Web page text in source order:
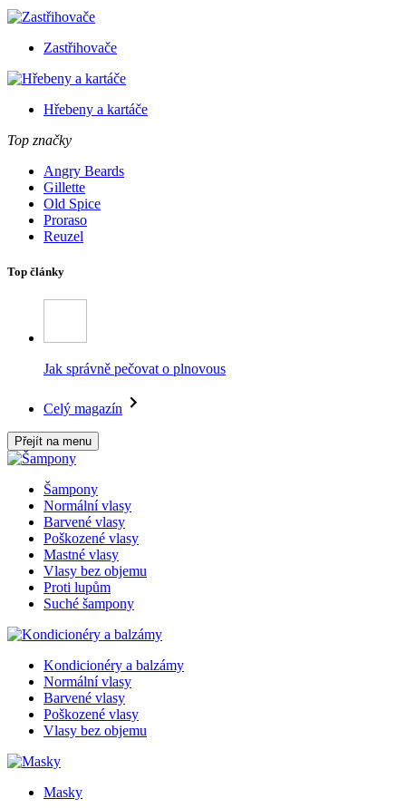
Zastřihovače
Hřebeny a kartáče
Top značky
Angry Beards
Gillette
Old Spice
Proraso
Reuzel
Top články
Jak správně pečovat o plnovous
Celý magazín
Přejít na menu
Šampony
Normální vlasy
Barvené vlasy
Poškozené vlasy
Mastné vlasy
Vlasy bez objemu
Proti lupům
Suché šampony
Kondicionéry a balzámy
Normální vlasy
Barvené vlasy
Poškozené vlasy
Vlasy bez objemu
Masky